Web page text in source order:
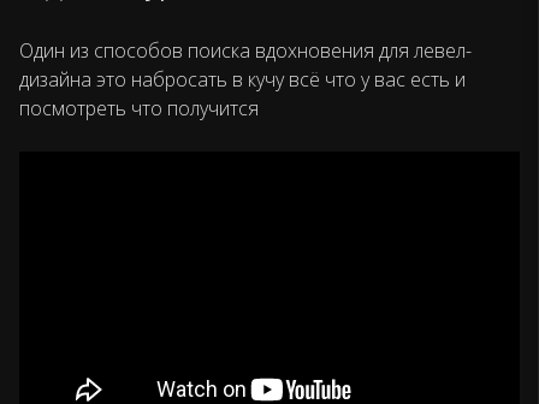
Один из способов поиска вдохновения для левел-
дизайна это набросать в кучу всё что у вас есть и
посмотреть что получится